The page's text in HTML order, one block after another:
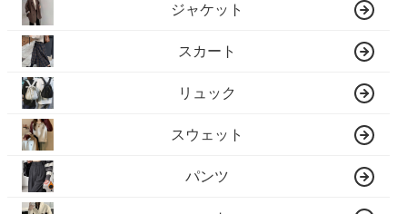
ジャケット
スカート
リュック
スウェット
パンツ